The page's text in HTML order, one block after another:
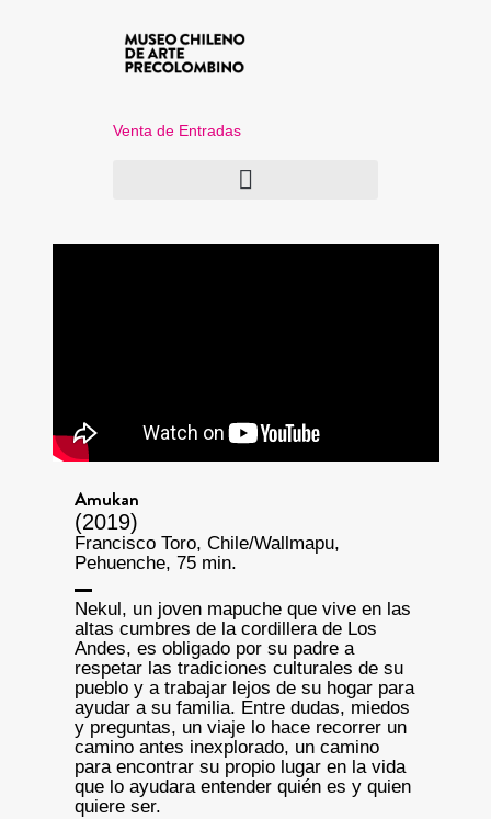
Venta de Entradas
Amukan
(2019)
Francisco Toro, Chile/Wallmapu,
Pehuenche, 75 min.
Nekul, un joven mapuche que vive en las
altas cumbres de la cordillera de Los
Andes, es obligado por su padre a
respetar las tradiciones culturales de su
pueblo y a trabajar lejos de su hogar para
ayudar a su familia. Entre dudas, miedos
y preguntas, un viaje lo hace recorrer un
camino antes inexplorado, un camino
para encontrar su propio lugar en la vida
que lo ayudara entender quién es y quien
quiere ser.